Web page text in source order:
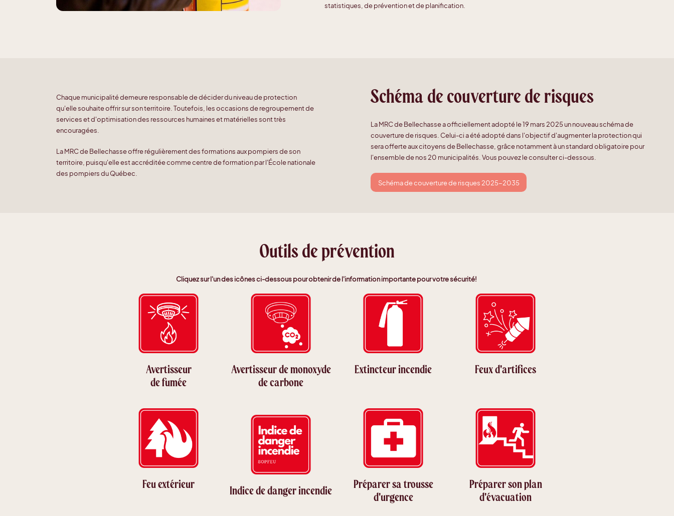
statistiques, de prévention et de planification.
Chaque municipalité demeure responsable de décider du niveau de protection
qu'elle souhaite offrir sur son territoire. Toutefois, les occasions de regroupement de
services et d'optimisation des ressources humaines et matérielles sont très
encouragées.
La MRC de Bellechasse offre régulièrement des formations aux pompiers de son
territoire, puisqu'elle est accréditée comme centre de formation par l'École nationale
des pompiers du Québec.
Schéma de couverture de risques
La MRC de Bellechasse a officiellement adopté le 19 mars 2025 un nouveau schéma de
couverture de risques. Celui-ci a été adopté dans l'objectif d'augmenter la protection qui
sera offerte aux citoyens de Bellechasse, grâce notamment à un standard obligatoire pour
l'ensemble de nos 20 municipalités. Vous pouvez le consulter ci-dessous.
Schéma de couverture de risques 2025-2035
Outils de prévention
Cliquez sur l'un des icônes ci-dessous pour obtenir de l'information importante pour votre sécurité!
Avertisseur
de fumée
Avertisseur de monoxyde
de carbone
Extincteur incendie Feux d'artifices
Feu extérieur Indice de danger incendie
Préparer sa trousse
d'urgence
Préparer son plan
d'évacuation